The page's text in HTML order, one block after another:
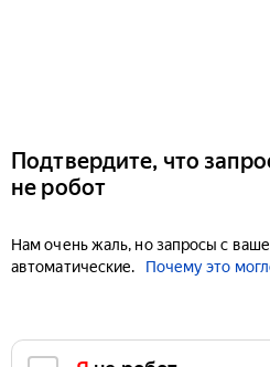
Подтвердите, что
не робот
Нам очень жаль, но запросы с
автоматические.
Почему это